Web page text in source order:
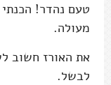
טעם נהדר!
מעולה.
את האורז חשוב
לבשל.